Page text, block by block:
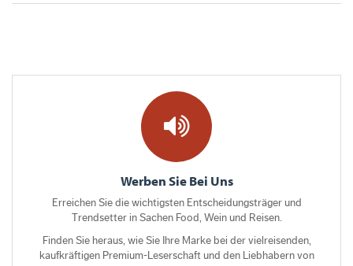
Werben Sie Bei Uns
Erreichen Sie die wichtigsten Entscheidungsträger und
Trendsetter in Sachen Food, Wein und Reisen.
Finden Sie heraus, wie Sie Ihre Marke bei der vielreisenden,
kaufkräftigen Premium-Leserschaft und den Liebhabern von